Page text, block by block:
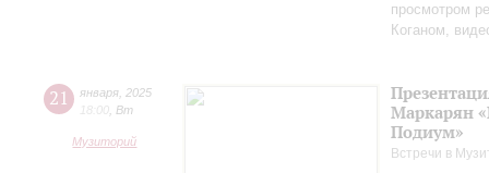
просмотром
Коганом,
21 января 2025
18:00 Вт
Музиторий
Маркарян
Подиум»
Встречи в